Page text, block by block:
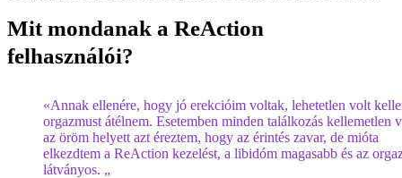
Mit mondanak a ReAction
felhasználói?
«Annak ellenére, hogy jó erekcióim voltak, lehetetlen volt
orgazmust átélnem. Esetemben minden találkozás kellemetlen
az öröm helyett azt éreztem, hogy az érintés zavar, de mióta
elkezdtem a ReAction kezelést, a libidóm magasabb és az
látványos. „